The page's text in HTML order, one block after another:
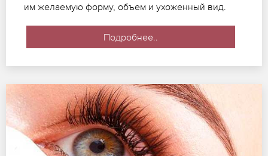
им желаемую форму, объем и ухоженный вид.
Подробнее..